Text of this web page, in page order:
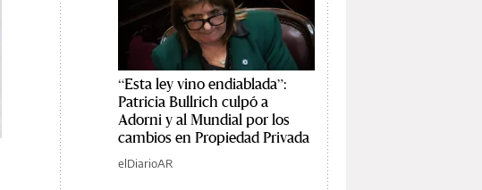
“Esta ley vino endiablada”:
Patricia Bullrich culpó a
Adorni y al Mundial por los
cambios en Propiedad Privada
elDiarioAR